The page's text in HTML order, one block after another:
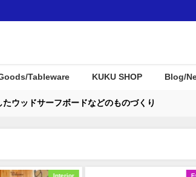
Tableware KUKU SHOP Blog/
たウッドサーフボードなどのものづくり
Event